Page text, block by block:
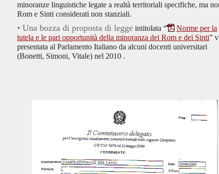
minoranze linguistiche legate a realtà territoriali specifiche, ma
Rom e Sinti considerati non stanziali.
• Una bozza di proposta di legge intitolata “
Norme per la
tutela e le pari opportunità della minoranza dei Rom e dei Sinti”
presentata al Parlamento Italiano da alcuni docenti universitari
(Bonetti, Simoni, Vitale) nel 2010 .